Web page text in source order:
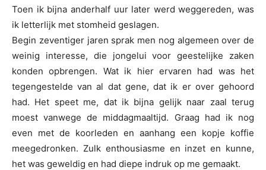
Toen ik bijna anderhalf uur later werd weggereden, was
ik letterlijk met stomheid geslagen.
Begin zeventiger jaren sprak men nog algemeen over de
weinig interesse, die jongelui voor geestelijke zaken
konden opbrengen. Wat ik hier ervaren had was het
tegengestelde van al dat gene, dat ik er over gehoord
had. Het speet me, dat ik bijna gelijk naar zaal terug
moest vanwege de middagmaaltijd. Graag had ik nog
even met de koorleden en aanhang een kopje koffie
meegedronken. Zulk enthousiasme en inzet en kunne,
het was geweldig en had diepe indruk op me gemaakt.